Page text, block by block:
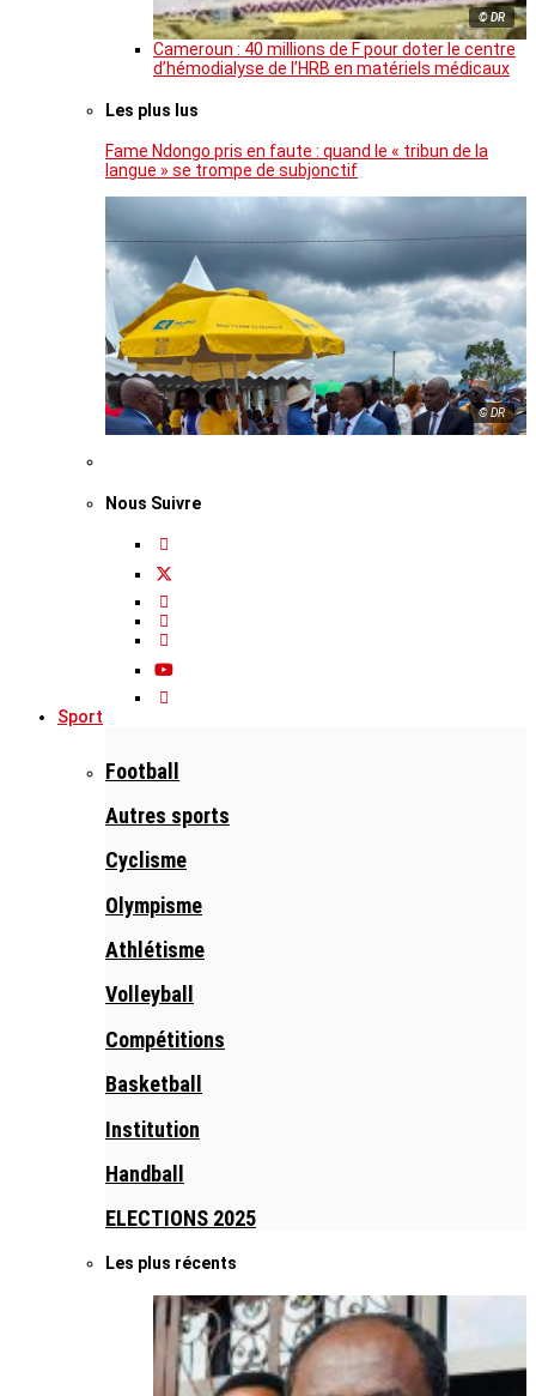
© DR
Cameroun : 40 millions de F pour doter le centre
d’hémodialyse de l’HRB en matériels médicaux
Les plus lus
Fame Ndongo pris en faute : quand le « tribun de la
langue » se trompe de subjonctif
© DR
Nous Suivre
Sport
Football
Autres sports
Cyclisme
Olympisme
Athlétisme
Volleyball
Compétitions
Basketball
Institution
Handball
ELECTIONS 2025
Les plus récents